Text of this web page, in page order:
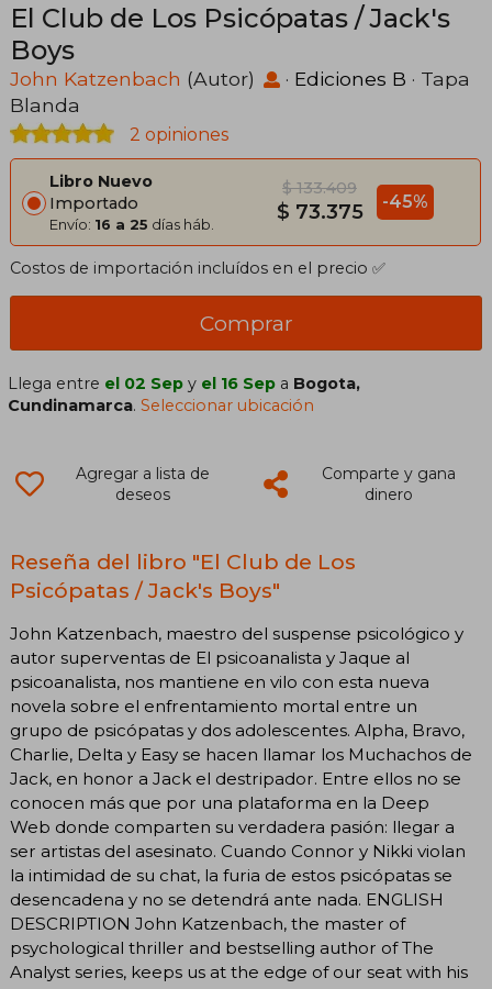
El Club de Los Psicópatas / Jack's
Boys
John Katzenbach (Autor) · Ediciones B · Tapa
Blanda
2 opiniones
Libro Nuevo
Importado
Envío: 16 a 25 días háb.
$ 133.409
$ 73.375 -45%
Costos de importación incluídos en el precio ✅
Comprar
Llega entre el 02 Sep y el 16 Sep a Bogota,
Cundinamarca.Seleccionar ubicación
Agregar a lista de
deseos
Comparte y gana
dinero
Reseña del libro "El Club de Los
Psicópatas / Jack's Boys"
John Katzenbach, maestro del suspense psicológico y
autor superventas de El psicoanalista y Jaque al
psicoanalista, nos mantiene en vilo con esta nueva
novela sobre el enfrentamiento mortal entre un
grupo de psicópatas y dos adolescentes. Alpha, Bravo,
Charlie, Delta y Easy se hacen llamar los Muchachos de
Jack, en honor a Jack el destripador. Entre ellos no se
conocen más que por una plataforma en la Deep
Web donde comparten su verdadera pasión: llegar a
ser artistas del asesinato. Cuando Connor y Nikki violan
la intimidad de su chat, la furia de estos psicópatas se
desencadena y no se detendrá ante nada. ENGLISH
DESCRIPTION John Katzenbach, the master of
psychological thriller and bestselling author of The
Analyst series, keeps us at the edge of our seat with his